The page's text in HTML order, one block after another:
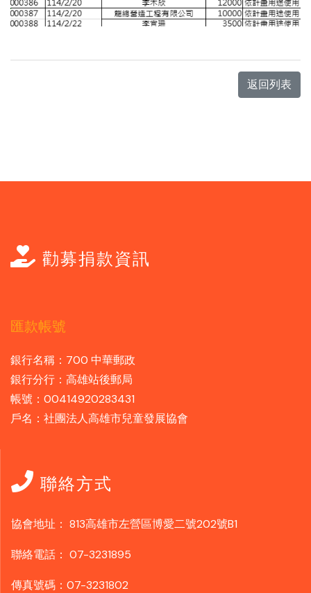
返回列表
勸募捐款資訊
匯款帳號
銀行名稱：700 中華郵政
銀行分行：高雄站後郵局
帳號：00414920283431
戶名：社團法人高雄市兒童發展協會
聯絡方式
協會地址： 813高雄市左營區博愛二號202號B1
聯絡電話： 07-3231895
傳真號碼：07-3231802